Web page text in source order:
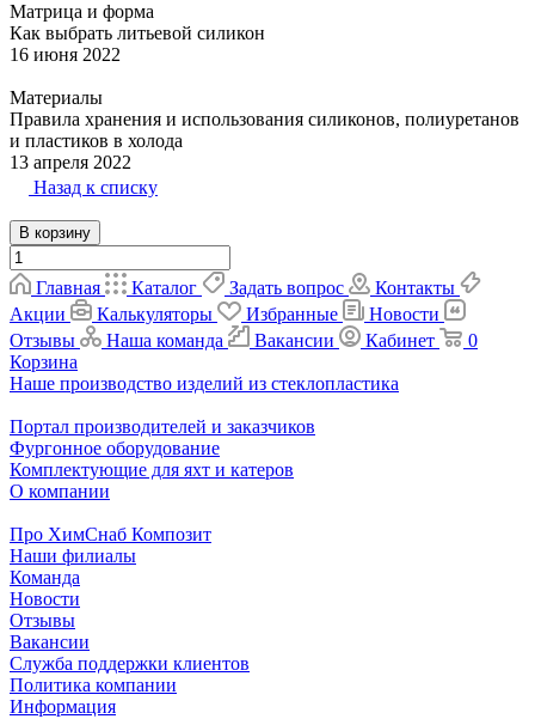
Матрица и форма
Как выбрать литьевой силикон
16 июня 2022
Материалы
Правила хранения и использования силиконов, полиуретанов
и пластиков в холода
13 апреля 2022
Назад к списку
В корзину
Главная Каталог Задать вопрос
Контакты
Акции
Калькуляторы Избранные
Новости
Отзывы
Наша команда Вакансии Кабинет
0
Корзина
Наше производство изделий из стеклопластика
Портал производителей и заказчиков
Фургонное оборудование
Комплектующие для яхт и катеров
О компании
Про ХимСнаб Композит
Наши филиалы
Команда
Новости
Отзывы
Вакансии
Служба поддержки клиентов
Политика компании
Информация